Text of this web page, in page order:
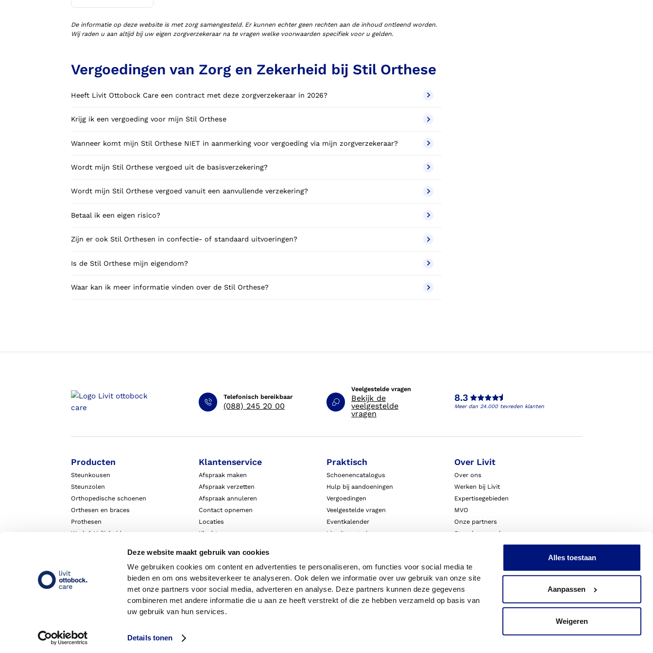
Deze website maakt gebruik van cookies
We gebruiken cookies om content en advertenties te personaliseren, om functies voor social media te
bieden en om ons websiteverkeer te analyseren. Ook delen we informatie over uw gebruik van onze site
met onze partners voor social media, adverteren en analyse. Deze partners kunnen deze gegevens
combineren met andere informatie die u aan ze heeft verstrekt of die ze hebben verzameld op basis van
uw gebruik van hun services.
Details tonen
Alles toestaan
Aanpassen
Weigeren
schoenen (VLOS)
De informatie op deze website is met zorg samengesteld. Er kunnen echter geen rechten aan de inhoud ontleend worden.
Wij raden u aan altijd bij uw eigen zorgverzekeraar na te vragen welke voorwaarden specifiek voor u gelden.
Vergoedingen van Zorg en Zekerheid bij Stil Orthese
Heeft Livit Ottobock Care een contract met deze zorgverzekeraar in 2026?
Krijg ik een vergoeding voor mijn Stil Orthese
Wanneer komt mijn Stil Orthese NIET in aanmerking voor vergoeding via mijn zorgverzekeraar?
Wordt mijn Stil Orthese vergoed uit de basisverzekering?
Wordt mijn Stil Orthese vergoed vanuit een aanvullende verzekering?
Betaal ik een eigen risico?
Zijn er ook Stil Orthesen in confectie- of standaard uitvoeringen?
Is de Stil Orthese mijn eigendom?
Waar kan ik meer informatie vinden over de Stil Orthese?
Telefonisch bereikbaar
(088) 245 20 00
Veelgestelde vragen
Bekijk de
veelgestelde
vragen
8.3
Meer dan 24.000 tevreden klanten
Producten
Steunkousen
Steunzolen
Orthopedische schoenen
Orthesen en braces
Prothesen
Werk & Veiligheid
Klantenservice
Afspraak maken
Afspraak verzetten
Afspraak annuleren
Contact opnemen
Locaties
Klachten
Praktisch
Schoenencatalogus
Hulp bij aandoeningen
Vergoedingen
Veelgestelde vragen
Eventkalender
Live it magazine
Algemene voorwaarden
Privacy
Over Livit
Over ons
Werken bij Livit
Expertisegebieden
MVO
Onze partners
Steunkousen.nl
Blessurewijzer.nl
Nieuws
Innovatie & Onderzoek
Livit Zorgprofessionals
Copyright 2026 - Livit Ottobock Care